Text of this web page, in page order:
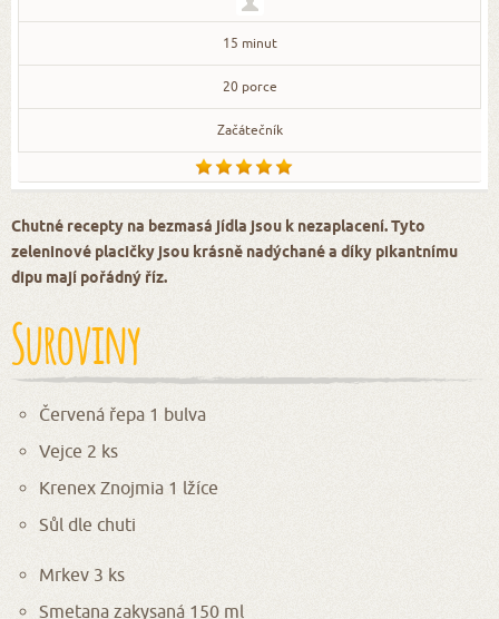
15 minut
20 porce
Začátečník
Chutné recepty na bezmasá jídla jsou k nezaplacení. Tyto
zeleninové placičky jsou krásně nadýchané a díky pikantnímu
dipu mají pořádný říz.
Suroviny
Červená řepa 1 bulva
Vejce 2 ks
Krenex Znojmia 1 lžíce
Sůl dle chuti
Mrkev 3 ks
Smetana zakysaná 150 ml